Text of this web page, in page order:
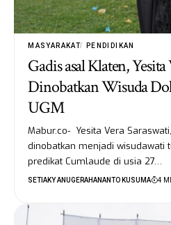
MASYARAKAT PENDIDIKAN
Gadis asal Klaten,
Dinobatkan Wisuda
UGM
Mabur.co- Yesita Vera
dinobatkan menjadi wisudawati
predikat Cumlaude di usia 27…
SETIAKY ANUGERAHANANTO KUSUMA 4